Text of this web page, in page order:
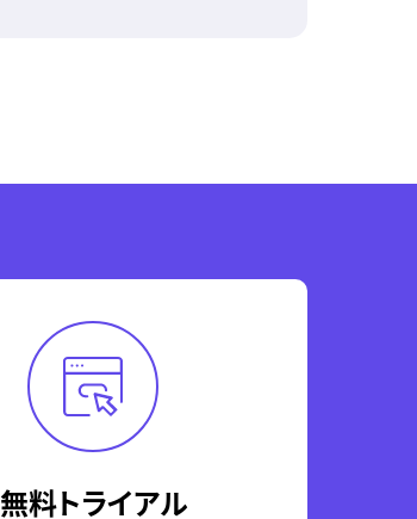
無料トライアル